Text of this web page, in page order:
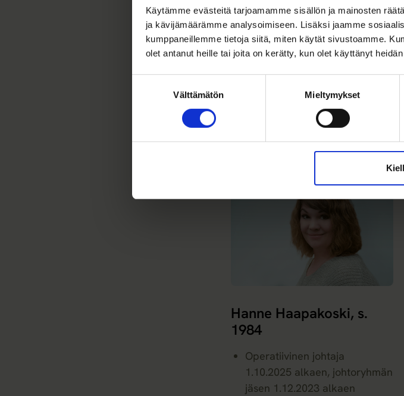
Käytämme evästeitä tarjoamamme sisällön ja mainosten
ja kävijämäärämme analysoimiseen. Lisäksi jaamme
kumppaneillemme tietoja siitä, miten käytät sivustoamme.
olet antanut heille tai joita on kerätty, kun olet käyttänyt
Välttämätön Mieltymykset
partneri (enkelisijoittaja) 2023–
Innovestor VC, Kiilto Ventures
VC, neuvonantaja 2022–
The Nordic Web Ventures VC,
Investor/LP 2017–
Springvestin osakkeet 54 289 kpl
Hanne Haapakoski, s.
1984
Operatiivinen johtaja
1.10.2025 alkaen, johtoryhmän
jäsen 1.12.2023 alkaen